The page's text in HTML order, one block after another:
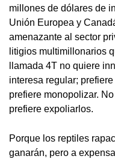
millones de dólares de
Unión Europea y
amenazante al sector
litigios multimillonarios
llamada 4T no quiere
interesa regular;
prefiere monopolizar.
prefiere expoliarlos.
Porque los reptiles
ganarán, pero a